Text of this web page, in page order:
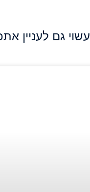
עשוי גם לעניין